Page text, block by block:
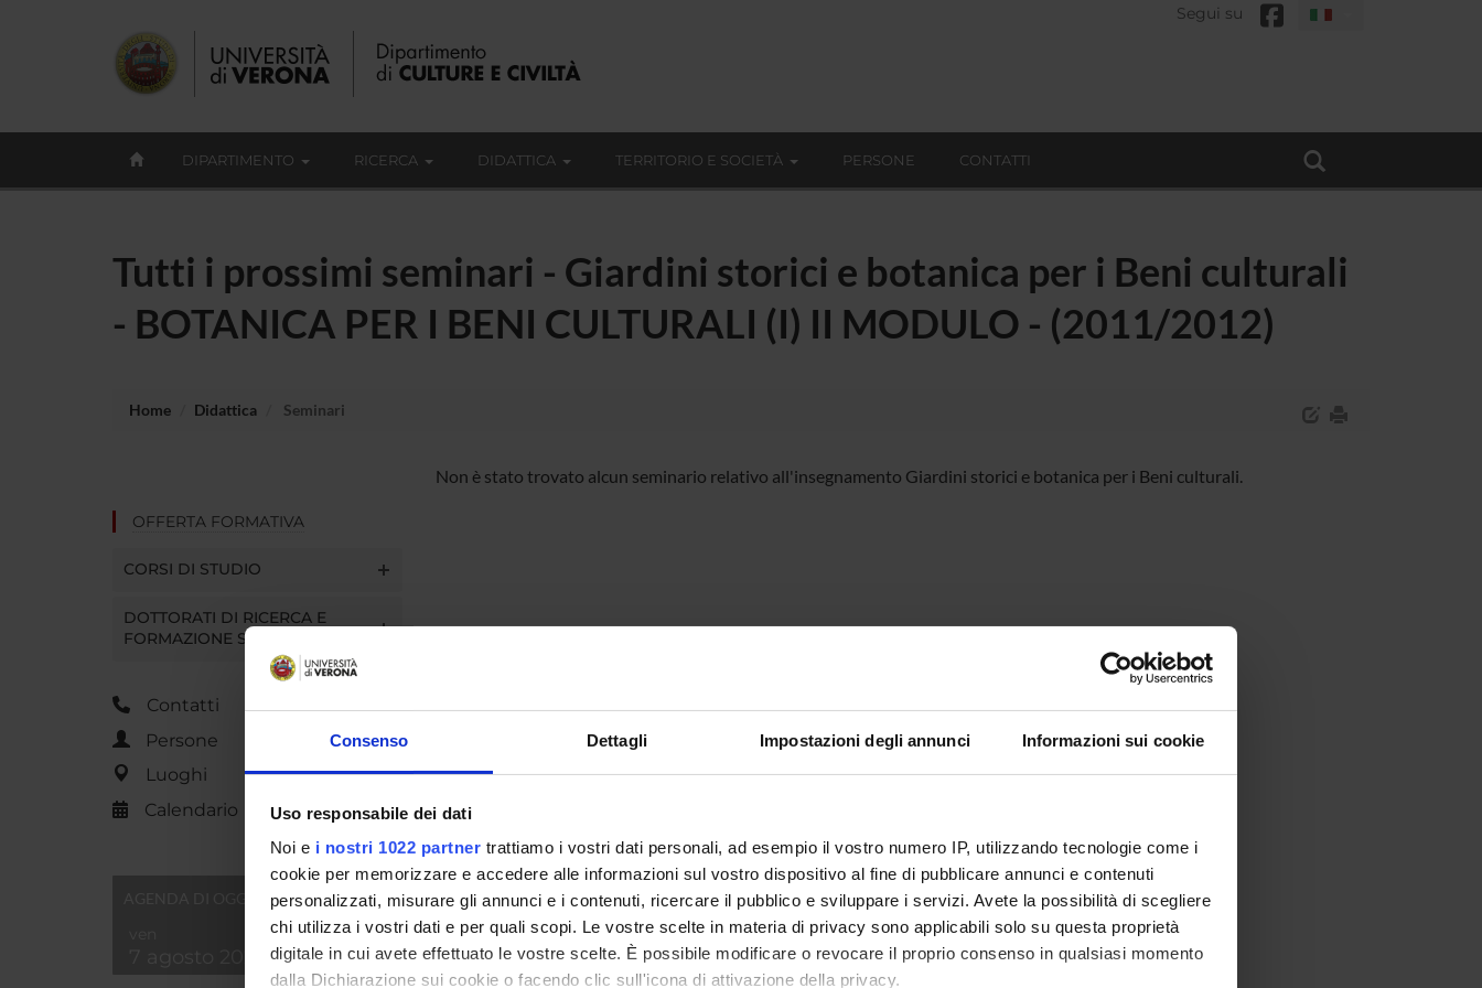
Consenso Dettagli Impostazioni degli annunci Informazioni sui cookie
Uso responsabile dei dati
Noi e i nostri 1022 partner trattiamo i vostri dati personali, ad esempio il vostro numero IP, utilizzando tecnologie come i
cookie per memorizzare e accedere alle informazioni sul vostro dispositivo al fine di pubblicare annunci e contenuti
personalizzati, misurare gli annunci e i contenuti, ricercare il pubblico e sviluppare i servizi. Avete la possibilità di scegliere
chi utilizza i vostri dati e per quali scopi. Le vostre scelte in materia di privacy sono applicabili solo su questa proprietà
digitale in cui avete effettuato le vostre scelte. È possibile modificare o revocare il proprio consenso in qualsiasi momento
dalla Dichiarazione sui cookie o facendo clic sull'icona di attivazione della privacy.
Segui su
DIPARTIMENTO RICERCA DIDATTICA TERRITORIO E SOCIETÀ PERSONE CONTATTI
Tutti i prossimi seminari - Giardini storici e botanica per i Beni culturali
- BOTANICA PER I BENI CULTURALI (I) II MODULO - (2011/2012)
Home Didattica Seminari
OFFERTA FORMATIVA
CORSI DI STUDIO
DOTTORATI DI RICERCA E
FORMAZIONE SUPERIORE
Contatti
Persone
Luoghi
Calendario
Non è stato trovato alcun seminario relativo all'insegnamento Giardini storici e botanica per i Beni culturali.